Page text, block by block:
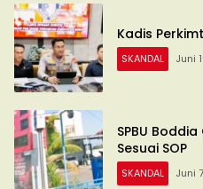
Kadis
SKANDAL Juni
SPBU
Sesuai SOP
SKANDAL Juni